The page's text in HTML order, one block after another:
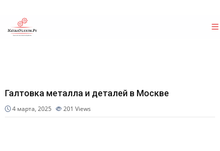
Галтовка металла и деталей в Москве
4 марта, 2025 201 Views